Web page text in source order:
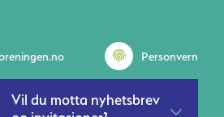
Vil du motta nyhetsbrev
Personvern